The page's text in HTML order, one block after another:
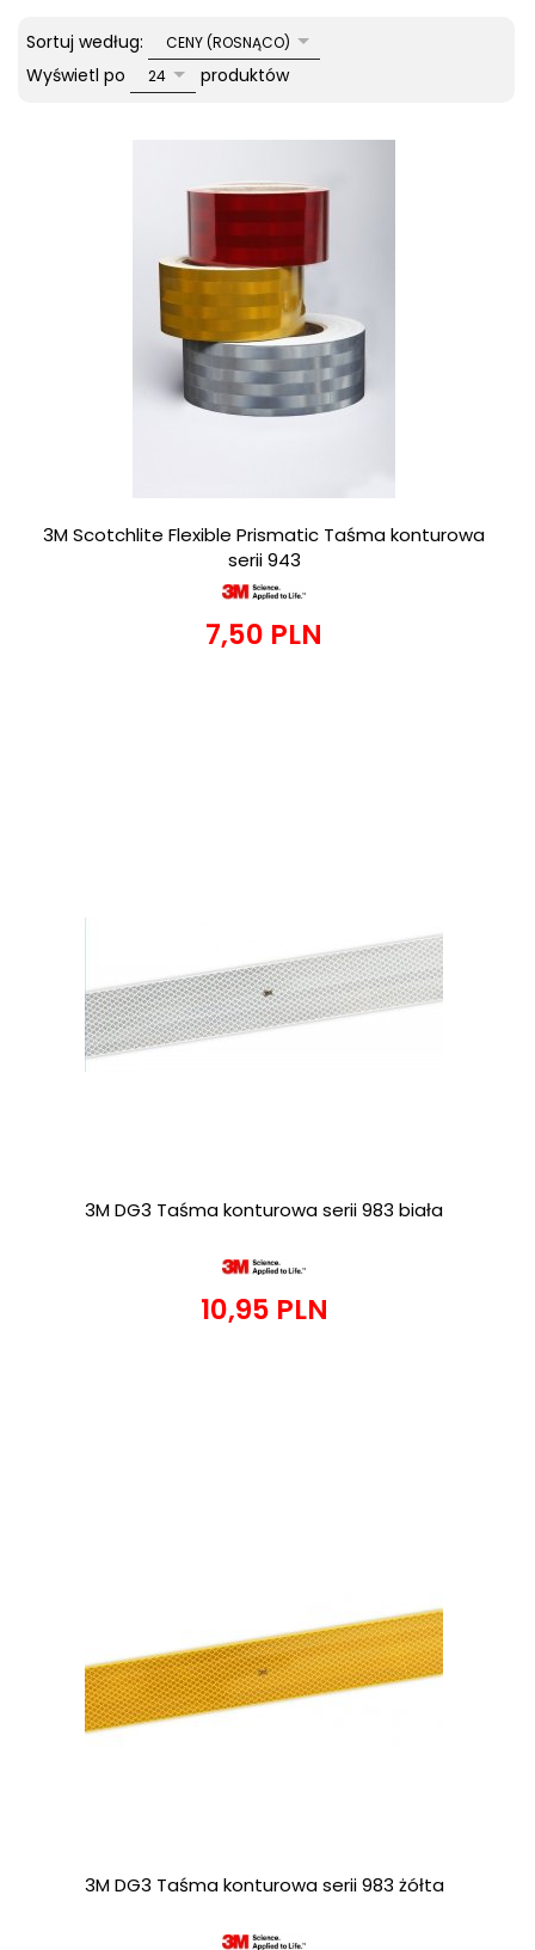
Sortuj według: sort
CENY (ROSNĄCO)
Wyświetl po pop
24 produktów
3M Scotchlite Flexible Prismatic Taśma konturowa
serii 943
7,50 PLN
3M DG3 Taśma konturowa serii 983 biała
10,95 PLN
3M DG3 Taśma konturowa serii 983 żółta